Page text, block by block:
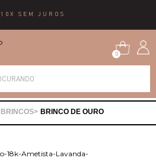
10X SEM JUROS
0
BRINCOS BRINCO DE OURO